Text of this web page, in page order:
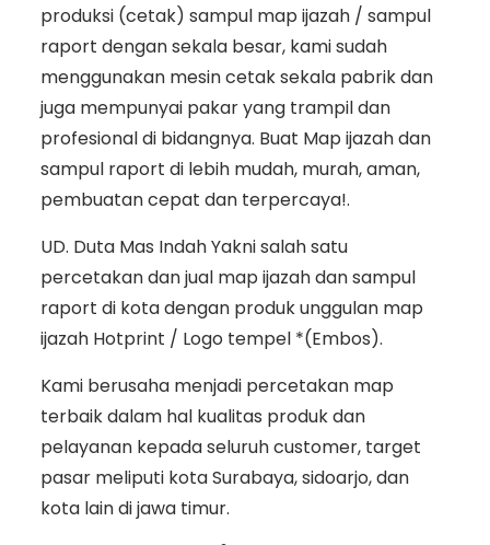
produksi (cetak) sampul map ijazah / sampul
raport dengan sekala besar, kami sudah
menggunakan mesin cetak sekala pabrik dan
juga mempunyai pakar yang trampil dan
profesional di bidangnya. Buat Map ijazah dan
sampul raport di lebih mudah, murah, aman,
pembuatan cepat dan terpercaya!.
UD. Duta Mas Indah Yakni salah satu
percetakan dan jual map ijazah dan sampul
raport di kota dengan produk unggulan map
ijazah Hotprint / Logo tempel *(Embos).
Kami berusaha menjadi percetakan map
terbaik dalam hal kualitas produk dan
pelayanan kepada seluruh customer, target
pasar meliputi kota Surabaya, sidoarjo, dan
kota lain di jawa timur.